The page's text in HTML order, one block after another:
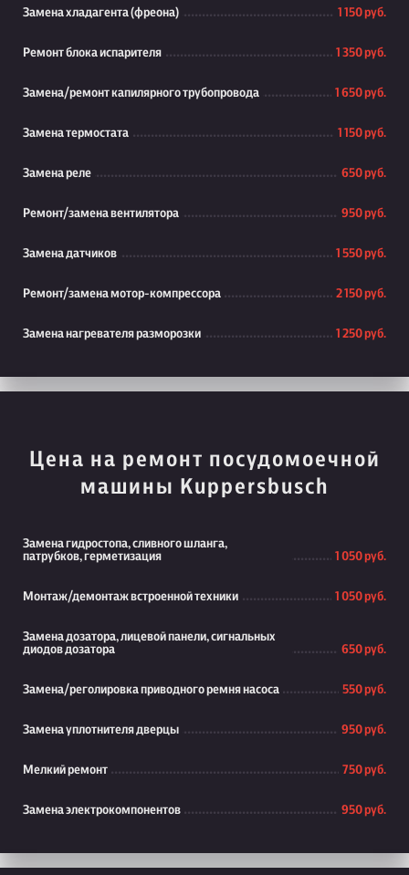
Замена хладагента (фреона) 1 150 руб.
Ремонт блока испарителя 1 350 руб.
Замена/ремонт капилярного трубопровода 1 650 руб.
Замена термостата 1 150 руб.
Замена реле 650 руб.
Ремонт/замена вентилятора 950 руб.
Замена датчиков 1 550 руб.
Ремонт/замена мотор-компрессора 2 150 руб.
Замена нагревателя разморозки 1 250 руб.
Цена на ремонт посудомоечной
машины Kuppersbusch
Замена гидростопа, сливного шланга,
патрубков, герметизация
1 050 руб.
Монтаж/демонтаж встроенной техники 1 050 руб.
Замена дозатора, лицевой панели, сигнальных
диодов дозатора
650 руб.
Замена/реголировка приводного ремня насоса 550 руб.
Замена уплотнителя дверцы 950 руб.
Мелкий ремонт 750 руб.
Замена электрокомпонентов 950 руб.